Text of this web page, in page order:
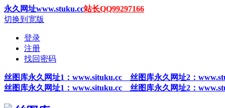
永久网址www.stuku.cc站长QQ99297166
切换到宽版
登录
注册
找回密码
丝图 库永久网址1 ：www.situku.cc 丝图库永久网址2：
丝图 库永久网址1 ：www.situku.cc 丝图库永久网址2：